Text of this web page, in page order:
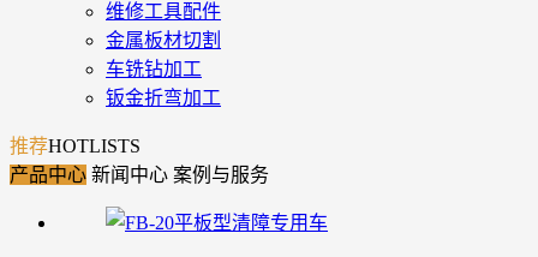
维修工具配件
金属板材切割
车铣钻加工
钣金折弯加工
推荐HOTLISTS
产品中心 新闻中心 案例与服务